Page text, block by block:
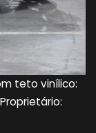
teto vinílico: